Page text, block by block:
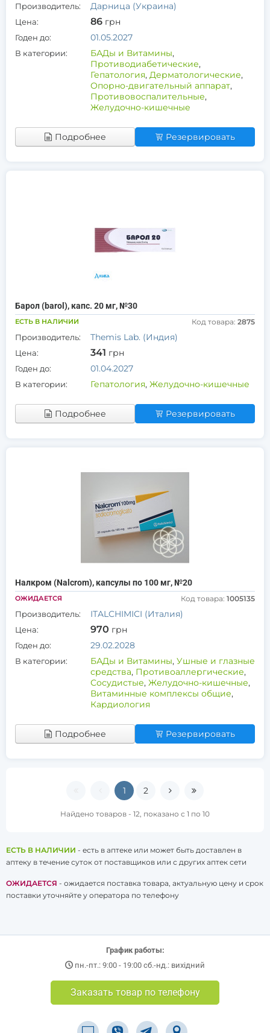
Производитель: Дарница (Украина)
Цена: 86 грн
Годен до: 01.05.2027
В категории: БАДы и Витамины,
Противодиабетические,
Гепатология, Дерматологические,
Опорно-двигательный аппарат,
Противовоспалительные,
Желудочно-кишечные
Подробнее Резервировать
Барол (barol), капс. 20 мг, №30
ЕСТЬ В НАЛИЧИИ Код товара: 2875
Производитель: Themis Lab. (Индия)
Цена: 341 грн
Годен до: 01.04.2027
В категории: Гепатология, Желудочно-кишечные
Подробнее Резервировать
Налкром (Nalcrom), капсулы по 100 мг, №20
ОЖИДАЕТСЯ Код товара: 1005135
Производитель: ITALCHIMICI (Италия)
Цена: 970 грн
Годен до: 29.02.2028
В категории: БАДы и Витамины, Ушные и глазные
средства, Противоаллергические,
Сосудистые, Желудочно-кишечные,
Витаминные комплексы общие,
Кардиология
Подробнее Резервировать
1 2
Найдено товаров - 12, показано с 1 по 10
ЕСТЬ В НАЛИЧИИ - есть в аптеке или может быть доставлен в
аптеку в течение суток от поставщиков или с других аптек сети
ОЖИДАЕТСЯ - ожидается поставка товара, актуальную цену и срок
поставки уточняйте у оператора по телефону
График работы:
пн.-пт.: 9:00 - 19:00 сб.-нд.: вихідний
Заказать товар по телефону